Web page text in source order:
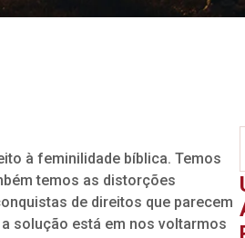
à feminilidade bíblica. Temos
temos as distorções
de direitos que parecem
solução está em nos voltarmos